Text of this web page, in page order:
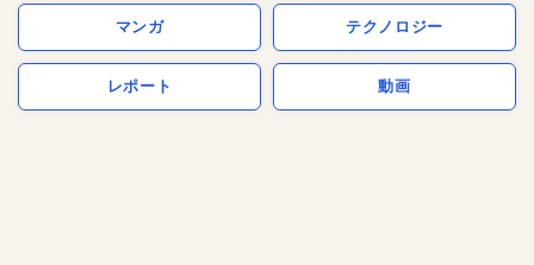
マンガ テクノロジー
レポート 動画